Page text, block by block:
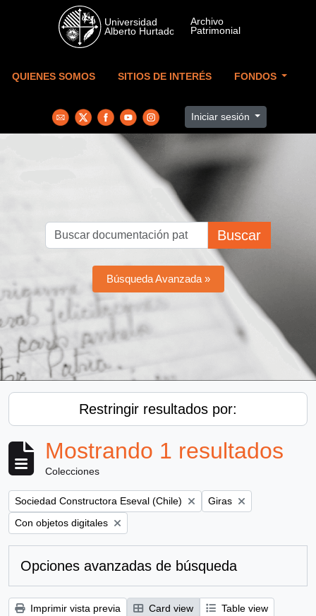
Skip to main content
QUIENES SOMOS SITIOS DE INTERÉS FONDOS
Iniciar sesión
Buscar
Búsqueda Avanzada »
Restringir resultados por:
Mostrando 1 resultados
Colecciones
Remove filter:
Sociedad Constructora Eseval (Chile) Remove filter:
Giras
Remove filter:
Con objetos digitales
Opciones avanzadas de búsqueda
Imprimir vista previa Card view
Table view